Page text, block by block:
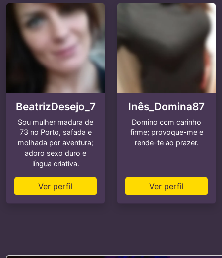
BeatrizDesejo_7
Sou mulher madura de
73 no Porto, safada e
molhada por aventura;
adoro sexo duro e
língua criativa.
Ver perfil
Inês_Domina87
Domino com carinho
firme; provoque-me e
rende-te ao prazer.
Ver perfil